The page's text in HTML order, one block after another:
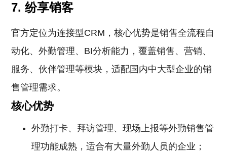
7. 纷享销客
官方定位为连接型CRM，核心优势是销售全流程自
动化、外勤管理、BI分析能力，覆盖销售、营销、
服务、伙伴管理等模块，适配国内中大型企业的销
售管理需求。
核心优势
外勤打卡、拜访管理、现场上报等外勤销售管
理功能成熟，适合有大量外勤人员的企业；